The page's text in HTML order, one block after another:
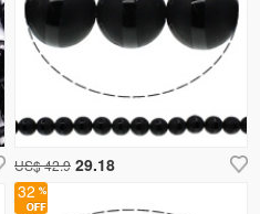
32
US$ 42.9 29.18